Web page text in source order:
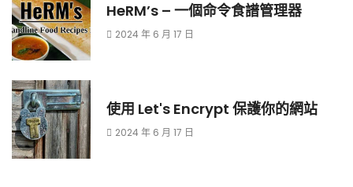
HeRM’s – 一個命令食譜管理器
2024 年 6 月 17 日
使用 Let's Encrypt 保護你的網站
2024 年 6 月 17 日